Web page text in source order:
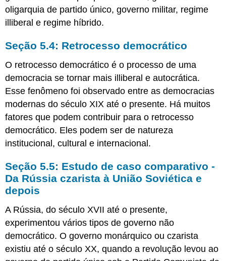
oligarquia de partido único, governo militar, regime
illiberal e regime híbrido.
Seção 5.4: Retrocesso democrático
O retrocesso democrático é o processo de uma
democracia se tornar mais illiberal e autocrática.
Esse fenômeno foi observado entre as democracias
modernas do século XIX até o presente. Há muitos
fatores que podem contribuir para o retrocesso
democrático. Eles podem ser de natureza
institucional, cultural e internacional.
Seção 5.5: Estudo de caso comparativo -
Da Rússia czarista à União Soviética e
depois
A Rússia, do século XVII até o presente,
experimentou vários tipos de governo não
democrático. O governo monárquico ou czarista
existiu até o século XX, quando a revolução levou ao